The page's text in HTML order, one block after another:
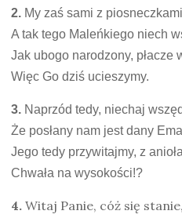
2.My zaś sami z
A tak tego Maleńkiego niech
Jak ubogo narodzony, płacze
Więc Go dziś ucieszymy.
3.Naprzód tedy, niechaj
Że posłany nam jest dany
Jego tedy przywitajmy, z
Chwała na wysokości!?
4. Witaj Panie, cóż się